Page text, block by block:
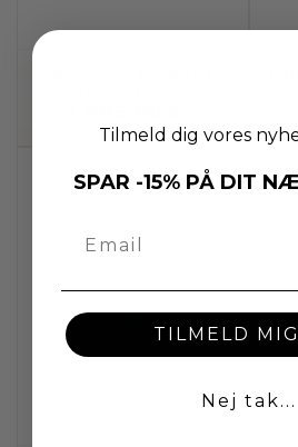
Tilmeld dig vores
SPAR -15% PÅ DIT
TILMELD
Nej tak...